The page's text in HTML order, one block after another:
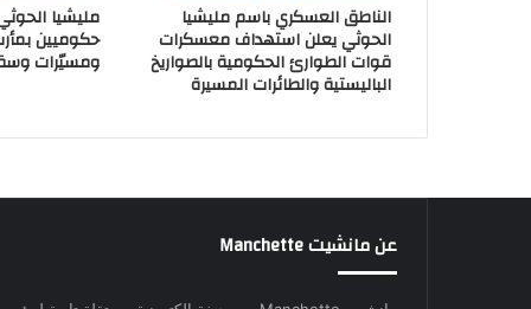
الناطق العسكري باسم مليشيا
الحوثي يعلن استهداف معسكرات
قوات الطوارئ الحكومية بالصواريخ
الباليستية والطائرات المسيرة
مليشيا
حكوميين
ومسيّرات
عن مانشيت Manchette